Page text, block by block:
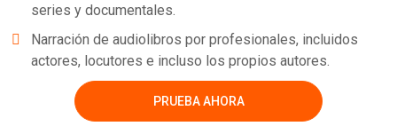
series y documentales.
Narración de audiolibros por profesionales, incluidos
actores, locutores e incluso los propios autores.
PRUEBA AHORA